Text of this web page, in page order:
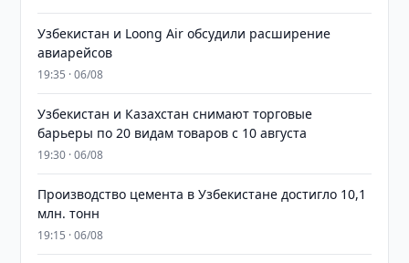
Узбекистан и Loong Air обсудили расширение
авиарейсов
19:35 · 06/08
Узбекистан и Казахстан снимают торговые
барьеры по 20 видам товаров с 10 августа
19:30 · 06/08
Производство цемента в Узбекистане достигло 10,1
млн. тонн
19:15 · 06/08